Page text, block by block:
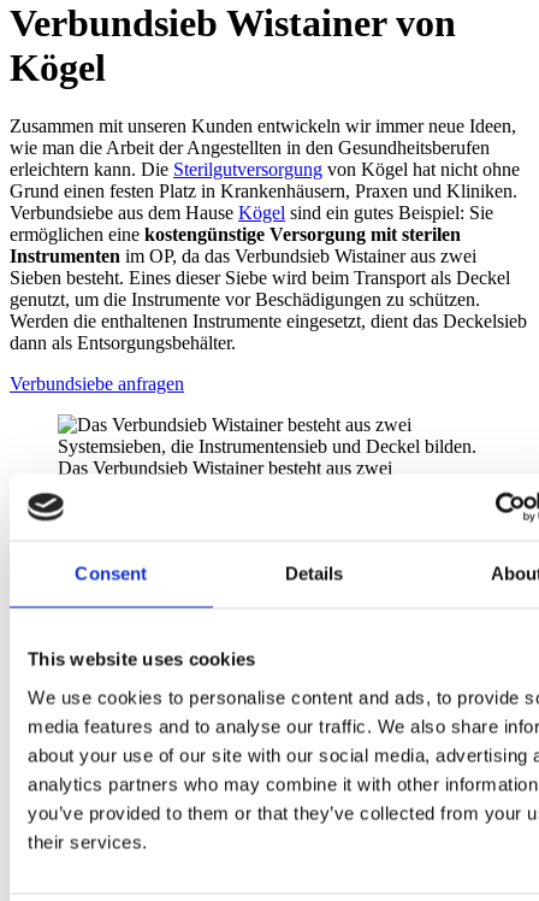
Consent Details
This website uses cookies
We use cookies to personalise content and ads, to provide
media features and to analyse our traffic. We also share
about your use of our site with our social media, advertising
analytics partners who may combine it with other
you’ve provided to them or that they’ve collected from your
their services.
Verbundsieb Wistainer von
Kögel
Zusammen mit unseren Kunden entwickeln wir immer neue Ideen,
wie man die Arbeit der Angestellten in den Gesundheitsberufen
erleichtern kann. Die Sterilgutversorgung von Kögel hat nicht ohne
Grund einen festen Platz in Krankenhäusern, Praxen und Kliniken.
Verbundsiebe aus dem Hause Kögel sind ein gutes Beispiel: Sie
ermöglichen eine kostengünstige Versorgung mit sterilen
Instrumenten im OP, da das Verbundsieb Wistainer aus zwei
Sieben besteht. Eines dieser Siebe wird beim Transport als Deckel
genutzt, um die Instrumente vor Beschädigungen zu schützen.
Werden die enthaltenen Instrumente eingesetzt, dient das Deckelsieb
dann als Entsorgungsbehälter.
Verbundsiebe anfragen
Das Verbundsieb Wistainer besteht aus zwei
Systemsieben, die Instrumentensieb und Deckel bilden.
Wozu ein Verbundsieb? Die Vorteile
Durch die Doppelung derInstrumentensiebe
Platz im Fallwagen und erleichtert den Transport der benutzten
Instrumente zurück in die Sterilisation. Ein Verschlussmechanismus
erlaubt den sicheren Transport, ohne dass die Instrumente unterwegs
herausfallen können. Die Verbundsiebe von Kögel bestehen aus
demEdelstahl Werkstoff 1.4301 . Das zieht eine besonders hohe
Korrosionsbeständigkeit nach sich, denn dieser Edelstahl widersteht
auch den aggressivsten Desinfektionsmitteln und hohen
Temperaturen, die zum Sterilisieren eingesetzt werden. Kögel